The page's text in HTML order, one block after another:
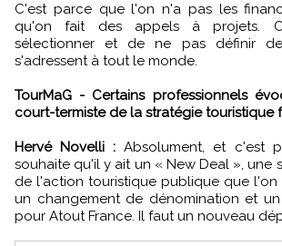
C'est parce que l'on n'a pas les
qu'on fait des appels à projets.
sélectionner et de ne pas définir
s'adressent à tout le monde.
TourMaG - Certains professionnels
court-termiste de la stratégie touristique
Hervé Novelli : Absolument, et c'est
souhaite qu'il y ait un « New Deal », une
de l'action touristique publique que l'on
un changement de dénomination et
pour Atout France. Il faut un nouveau